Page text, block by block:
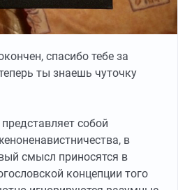
спасибо тебе за
ты знаешь чуточку
собой
в
смысл приносятся в
концепции того